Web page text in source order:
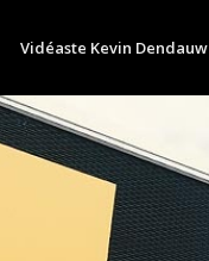
Vidéaste Kevin Dendauw